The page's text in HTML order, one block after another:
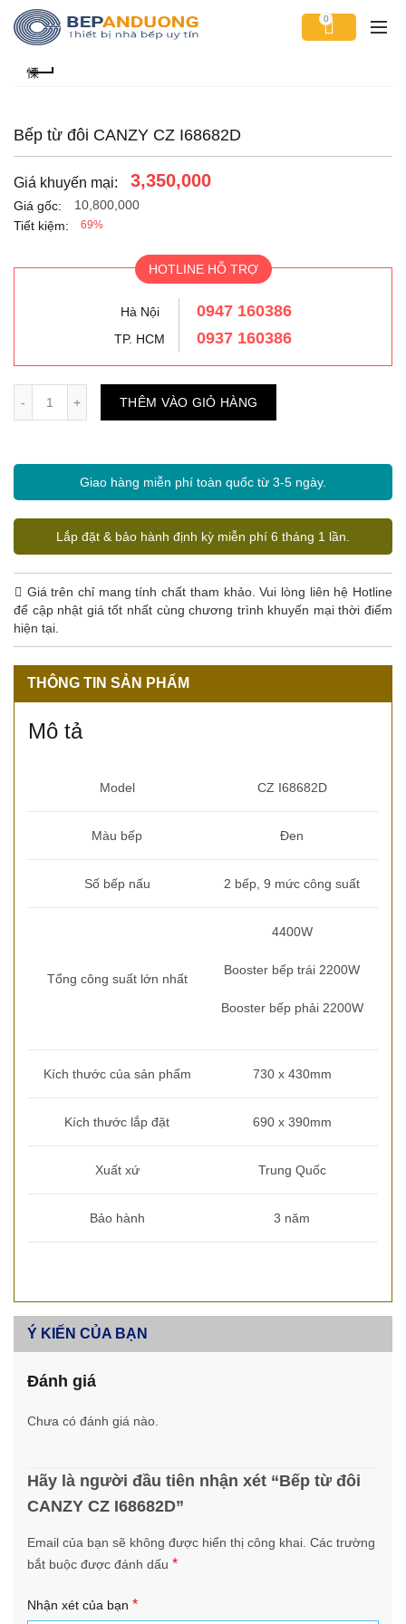
0
Bếp từ đôi CANZY CZ I68682D
Giá khuyến mại: 3,350,000
Giá gốc:
10,800,000
Tiết kiệm:
69%
HOTLINE HỖ TRỢ
Hà Nội 0947 160386
TP. HCM 0937 160386
THÊM VÀO GIỎ HÀNG
Giao hàng miễn phí toàn quốc từ 3-5 ngày.
Lắp đặt & bảo hành định kỳ miễn phí 6 tháng 1 lần.
Giá trên chỉ mang tính chất tham khảo. Vui lòng liên hệ Hotline
để cập nhật giá tốt nhất cùng chương trình khuyến mại thời điểm
hiện tại.
THÔNG TIN SẢN PHẨM
Mô tả
Model CZ I68682D
Màu bếp Đen
Số bếp nấu 2 bếp, 9 mức công suất
Tổng công suất lớn nhất
4400W
Booster bếp trái 2200W
Booster bếp phải 2200W
Kích thước của sản phẩm 730 x 430mm
Kích thước lắp đặt 690 x 390mm
Xuất xứ Trung Quốc
Bảo hành 3 năm
Ý KIẾN CỦA BẠN
Đánh giá
Chưa có đánh giá nào.
Hãy là người đầu tiên nhận xét “Bếp từ đôi
CANZY CZ I68682D”
Email của bạn sẽ không được hiển thị công khai. Các trường
bắt buộc được đánh dấu *
Nhận xét của bạn *